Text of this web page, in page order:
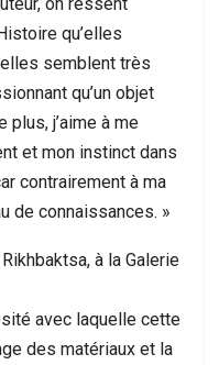
qu’elles
semblent très
qu’un objet
j’aime à me
et mon instinct dans
contrairement à ma
de connaissances. »
à la Galerie
avec laquelle cette
des matériaux et la